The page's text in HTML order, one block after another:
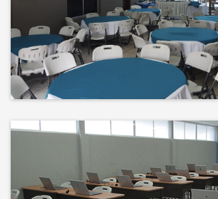
El éxito no es solo un
impacto que dejamos en el
camino